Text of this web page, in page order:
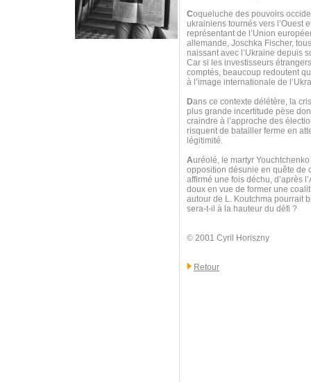
Coqueluche des pouvoirs
ukrainiens tournés vers l’Ouest
représentant de l’Union
allemande, Joschka Fischer,
naissant avec l’Ukraine depuis
Car si les investisseurs
comptés, beaucoup redoutent
à l’image internationale de
Dans ce contexte délétère, la
plus grande incertitude pèse
craindre à l’approche des
risquent de batailler ferme en
légitimité.
Auréolé, le martyr
opposition désunie en quête de
affirmé une fois déchu, d’après
doux en vue de former une
autour de L. Koutchma pourrait
sera-t-il à la hauteur du défi ?
© 2001 Cyril Horiszny
Retour